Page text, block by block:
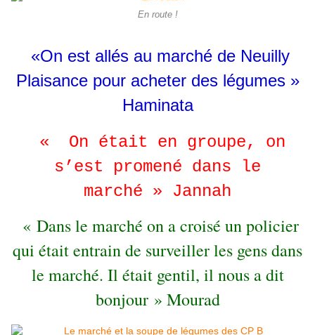
En route !
«On est allés au marché de Neuilly
Plaisance pour acheter des légumes »
Haminata
« On était en groupe, on
s’est promené dans le
marché » Jannah
« Dans le marché on a croisé un policier
qui était entrain de surveiller les gens dans
le marché. Il était gentil, il nous a dit
bonjour » Mourad